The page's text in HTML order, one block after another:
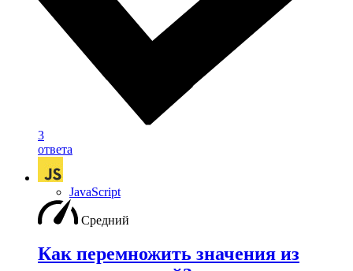
3
ответа
JavaScript
Средний
Как перемножить значения из